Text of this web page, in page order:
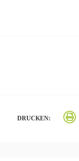
DRUCKEN: